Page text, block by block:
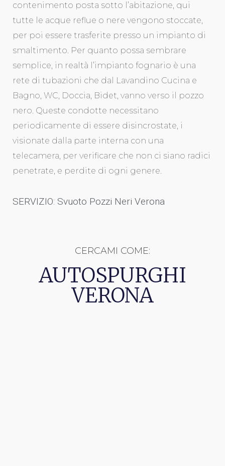
contenimento posta sotto l’abitazione, qui
tutte le acque reflue o nere vengono stoccate,
per poi essere trasferite presso un impianto di
smaltimento. Per quanto possa sembrare
semplice, in realtà l’impianto fognario è una
rete di tubazioni che dal Lavandino Cucina e
Bagno, WC, Doccia, Bidet, vanno verso il pozzo
nero. Queste condotte necessitano
periodicamente di essere disincrostate, i
visionate dalla parte interna con una
telecamera, per verificare che non ci siano radici
penetrate, e perdite di ogni genere.
SERVIZIO: Svuoto Pozzi Neri Verona
CERCAMI COME:
AUTOSPURGHI
VERONA